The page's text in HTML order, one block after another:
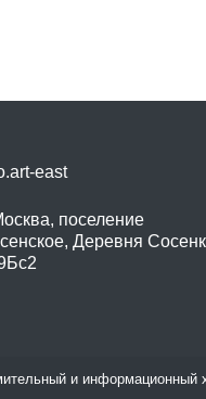
east
поселение
Деревня
и информационный